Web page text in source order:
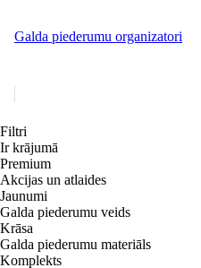
Galda piederumu organizatori
Filtri
Ir krājumā
Premium
Akcijas un atlaides
Jaunumi
Galda piederumu veids
Krāsa
Galda piederumu materiāls
Komplekts